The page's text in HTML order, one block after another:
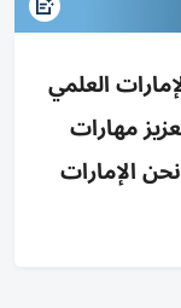
2026 لنادي الإمارات العلمي
و20 ورشة لتعزيز مهارات
الإمارات